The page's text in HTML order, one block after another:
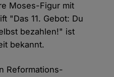
Moses-Figur mit
"Das 11. Gebot: Du
bezahlen!" ist
bekannt.
Reformations-